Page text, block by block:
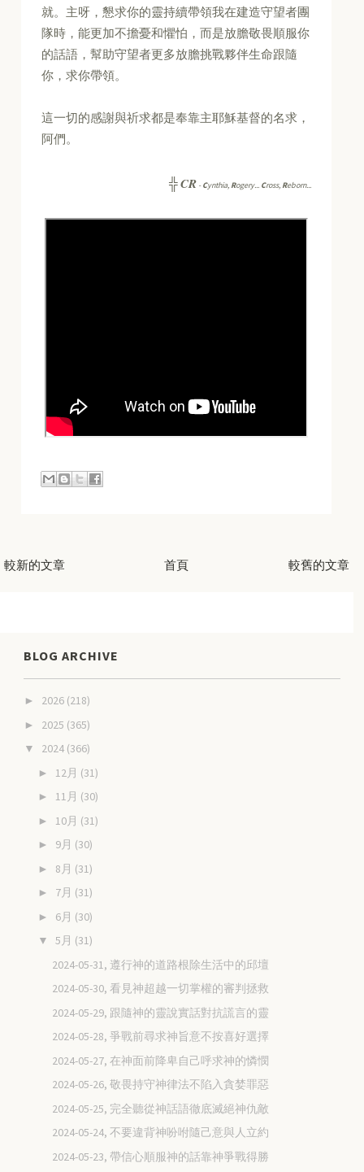
就。主呀，懇求你的靈持續帶領我在建造守望者團
隊時，能更加不擔憂和懼怕，而是放膽敬畏順服你
的話語，幫助守望者更多放膽挑戰夥伴生命跟隨
你，求你帶領。
這一切的感謝與祈求都是奉靠主耶穌基督的名求，
阿們。
╬CR -Cynthia, Rogery... Cross, Reborn...
較新的文章 較舊的文章
首頁
BLOG ARCHIVE
► 2026 (218)
► 2025 (365)
▼ 2024 (366)
► 12月 (31)
► 11月 (30)
► 10月 (31)
► 9月 (30)
► 8月 (31)
► 7月 (31)
► 6月 (30)
▼ 5月 (31)
2024-05-31, 遵行神的道路根除生活中的邱壇
2024-05-30, 看見神超越一切掌權的審判拯救
2024-05-29, 跟隨神的靈說實話對抗謊言的靈
2024-05-28, 爭戰前尋求神旨意不按喜好選擇
2024-05-27, 在神面前降卑自己呼求神的憐憫
2024-05-26, 敬畏持守神律法不陷入貪婪罪惡
2024-05-25, 完全聽從神話語徹底滅絕神仇敵
2024-05-24, 不要違背神吩咐隨己意與人立約
2024-05-23, 帶信心順服神的話靠神爭戰得勝